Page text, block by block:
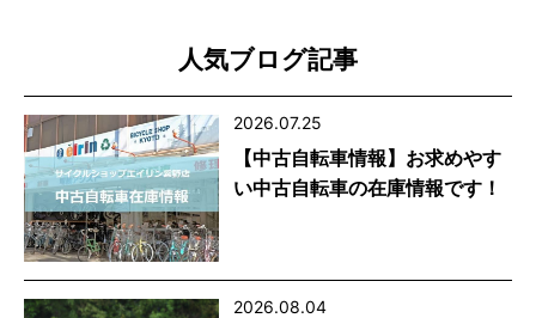
人気ブログ記事
2026.07.25
【中古自転車情報】お求めやす
い中古自転車の在庫情報です！
2026.08.04